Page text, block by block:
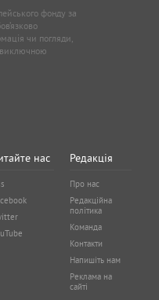
фонду за
чи погляди,
нас Редакція
Про нас
Редакційна
політика
Команда
Контакти
Напишіть нам
Реклама на
сайті